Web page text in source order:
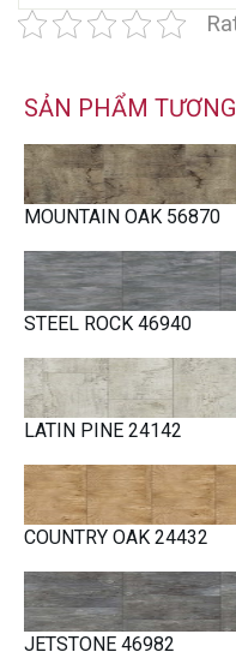
SẢN PHẨM
MOUNTAIN OAK 56870
STEEL ROCK 46940
LATIN PINE 24142
COUNTRY OAK 24432
JETSTONE 46982